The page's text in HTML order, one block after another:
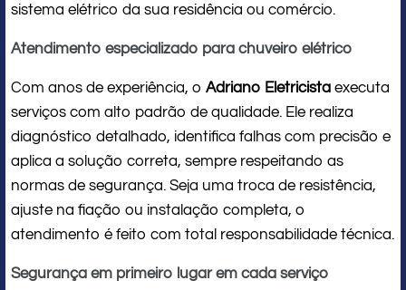
sistema elétrico da sua residência ou comércio.
Atendimento especializado para chuveiro elétrico
Com anos de experiência, o Adriano Eletricista executa
serviços com alto padrão de qualidade. Ele realiza
diagnóstico detalhado, identifica falhas com precisão e
aplica a solução correta, sempre respeitando as
normas de segurança. Seja uma troca de resistência,
ajuste na fiação ou instalação completa, o
atendimento é feito com total responsabilidade técnica.
Segurança em primeiro lugar em cada serviço